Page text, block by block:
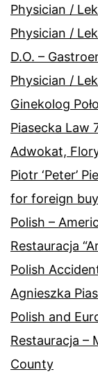
Physician /
Physician /
D.O. –
Physician /
Ginekolog
Piasecka Law
Adwokat,
Piotr ‘Peter’
for foreign
Polish –
Restauracja
Polish
Agnieszka
Polish and
Restauracja –
County